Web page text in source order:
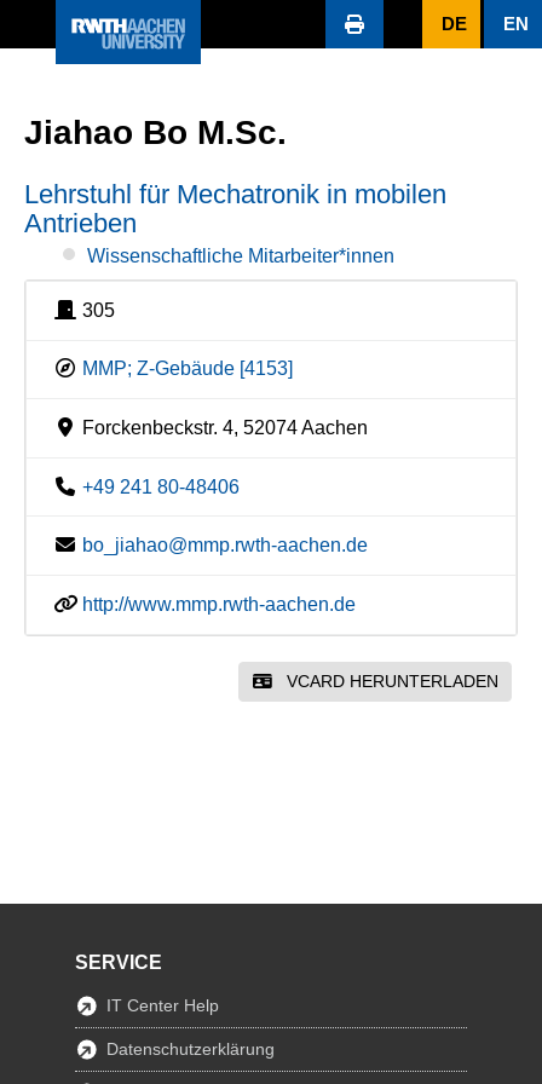
DE EN
Jiahao Bo M.Sc.
Lehrstuhl für Mechatronik in mobilen
Antrieben
Wissenschaftliche Mitarbeiter*innen
305
MMP; Z-Gebäude [4153]
Forckenbeckstr. 4, 52074 Aachen
+49 241 80-48406
bo_jiahao@mmp.rwth-aachen.de
http://www.mmp.rwth-aachen.de
VCARD HERUNTERLADEN
SERVICE
IT Center Help
Datenschutzerklärung